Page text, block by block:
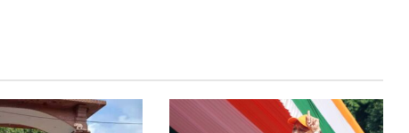
और
मजबूत
करने